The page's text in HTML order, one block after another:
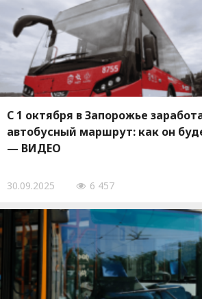
С 1 октября в Запорожье
автобусный маршрут: как он
— ВИДЕО
30.09.2025 6 457